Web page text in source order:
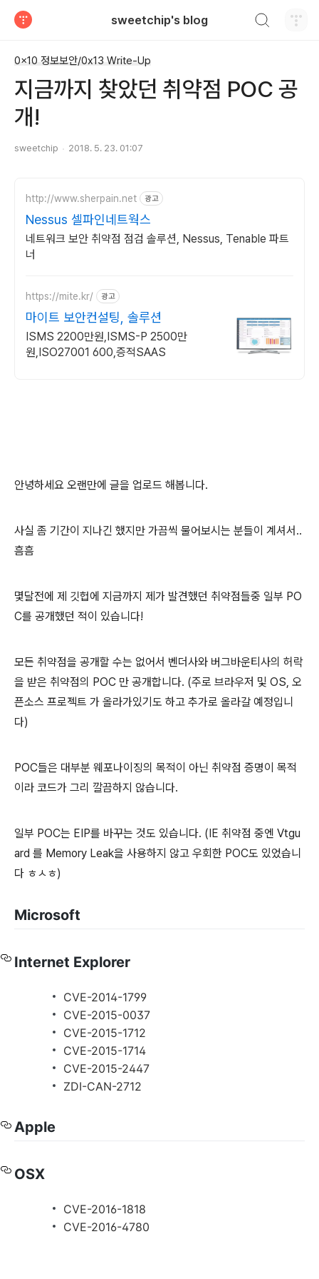
sweetchip's blog
0x10 정보보안/0x13 Write-Up
지금까지 찾았던 취약점 POC 공
개!
sweetchip 2018. 5. 23. 01:07
http://www.sherpain.net 광고
Nessus 셀파인네트웍스
네트워크 보안 취약점 점검 솔루션, Nessus, Tenable 파트
너
https://mite.kr/ 광고
마이트 보안컨설팅, 솔루션
ISMS 2200만원,ISMS-P 2500만
원,ISO27001 600,증적SAAS
안녕하세요 오랜만에 글을 업로드 해봅니다.
사실 좀 기간이 지나긴 했지만 가끔씩 물어보시는 분들이 계셔서..
흠흠
몇달전에 제 깃헙에 지금까지 제가 발견했던 취약점들중 일부 PO
C를 공개했던 적이 있습니다!
모든 취약점을 공개할 수는 없어서 벤더사와 버그바운티사의 허락
을 받은 취약점의 POC 만 공개합니다. (주로 브라우저 및 OS, 오
픈소스 프로젝트 가 올라가있기도 하고 추가로 올라갈 예정입니
다)
POC들은 대부분 웨포나이징의 목적이 아닌 취약점 증명이 목적
이라 코드가 그리 깔끔하지 않습니다.
일부 POC는 EIP를 바꾸는 것도 있습니다. (IE 취약점 중엔 Vtgu
ard 를 Memory Leak을 사용하지 않고 우회한 POC도 있었습니
다 ㅎㅅㅎ)
Microsoft
Internet Explorer
CVE-2014-1799
CVE-2015-0037
CVE-2015-1712
CVE-2015-1714
CVE-2015-2447
ZDI-CAN-2712
Apple
OSX
CVE-2016-1818
CVE-2016-4780